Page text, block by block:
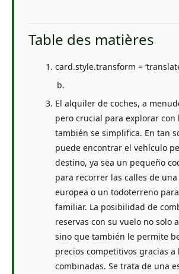
Table des matières
card.style.transform =
El alquiler de coches, a
pero crucial para explorar con
también se simplifica. En tan
puede encontrar el vehículo
destino, ya sea un pequeño
para recorrer las calles de
europea o un todoterreno
familiar. La posibilidad de
reservas con su vuelo no solo
sino que también le permite
precios competitivos gracias a
combinadas. Se trata de una